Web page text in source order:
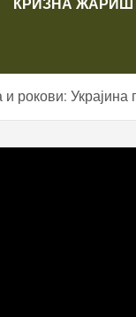
КРИЗНА
и рокови: Украјина